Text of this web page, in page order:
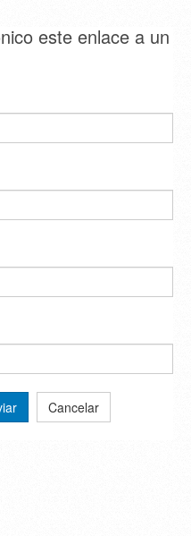
este enlace a un
Cancelar